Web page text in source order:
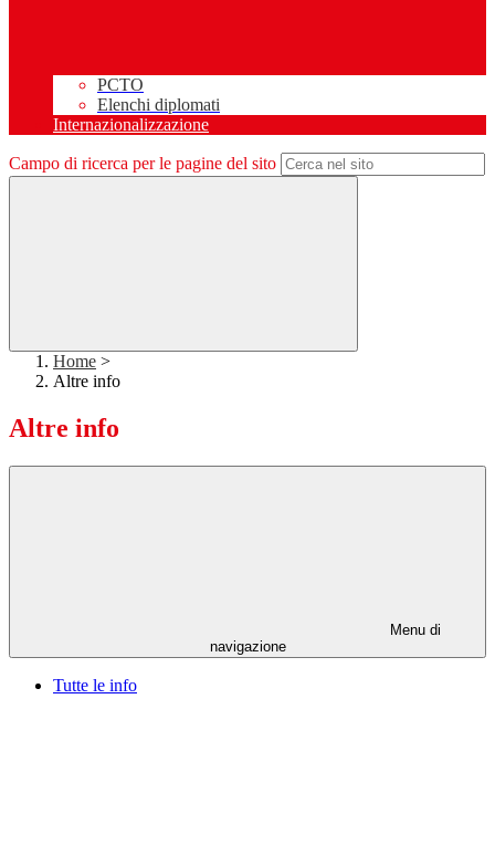
PCTO
Elenchi diplomati
Internazionalizzazione
Campo di ricerca per le pagine del sito
Home >
Altre info
Altre info
Menu di
navigazione
Tutte le info